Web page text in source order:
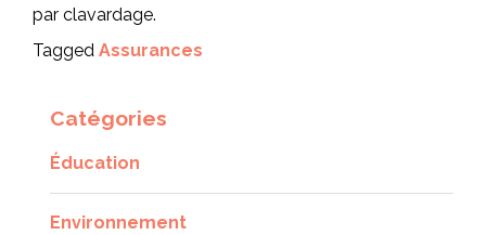
par clavardage.
Tagged Assurances
Catégories
Éducation
Environnement